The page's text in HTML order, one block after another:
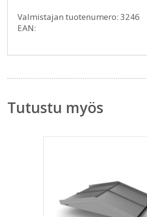
Valmistajan tuotenumero: 3246
EAN:
Tutustu myös